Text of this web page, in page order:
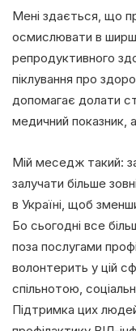
Мені здається, що
осмислювати в
репродуктивного
піклування про
допомагає долати
медичний показник,
Мій меседж такий:
залучати більше
в Україні, щоб
Бо сьогодні все
поза послугами
волонтерить у цій
спільнотою,
Підтримка цих